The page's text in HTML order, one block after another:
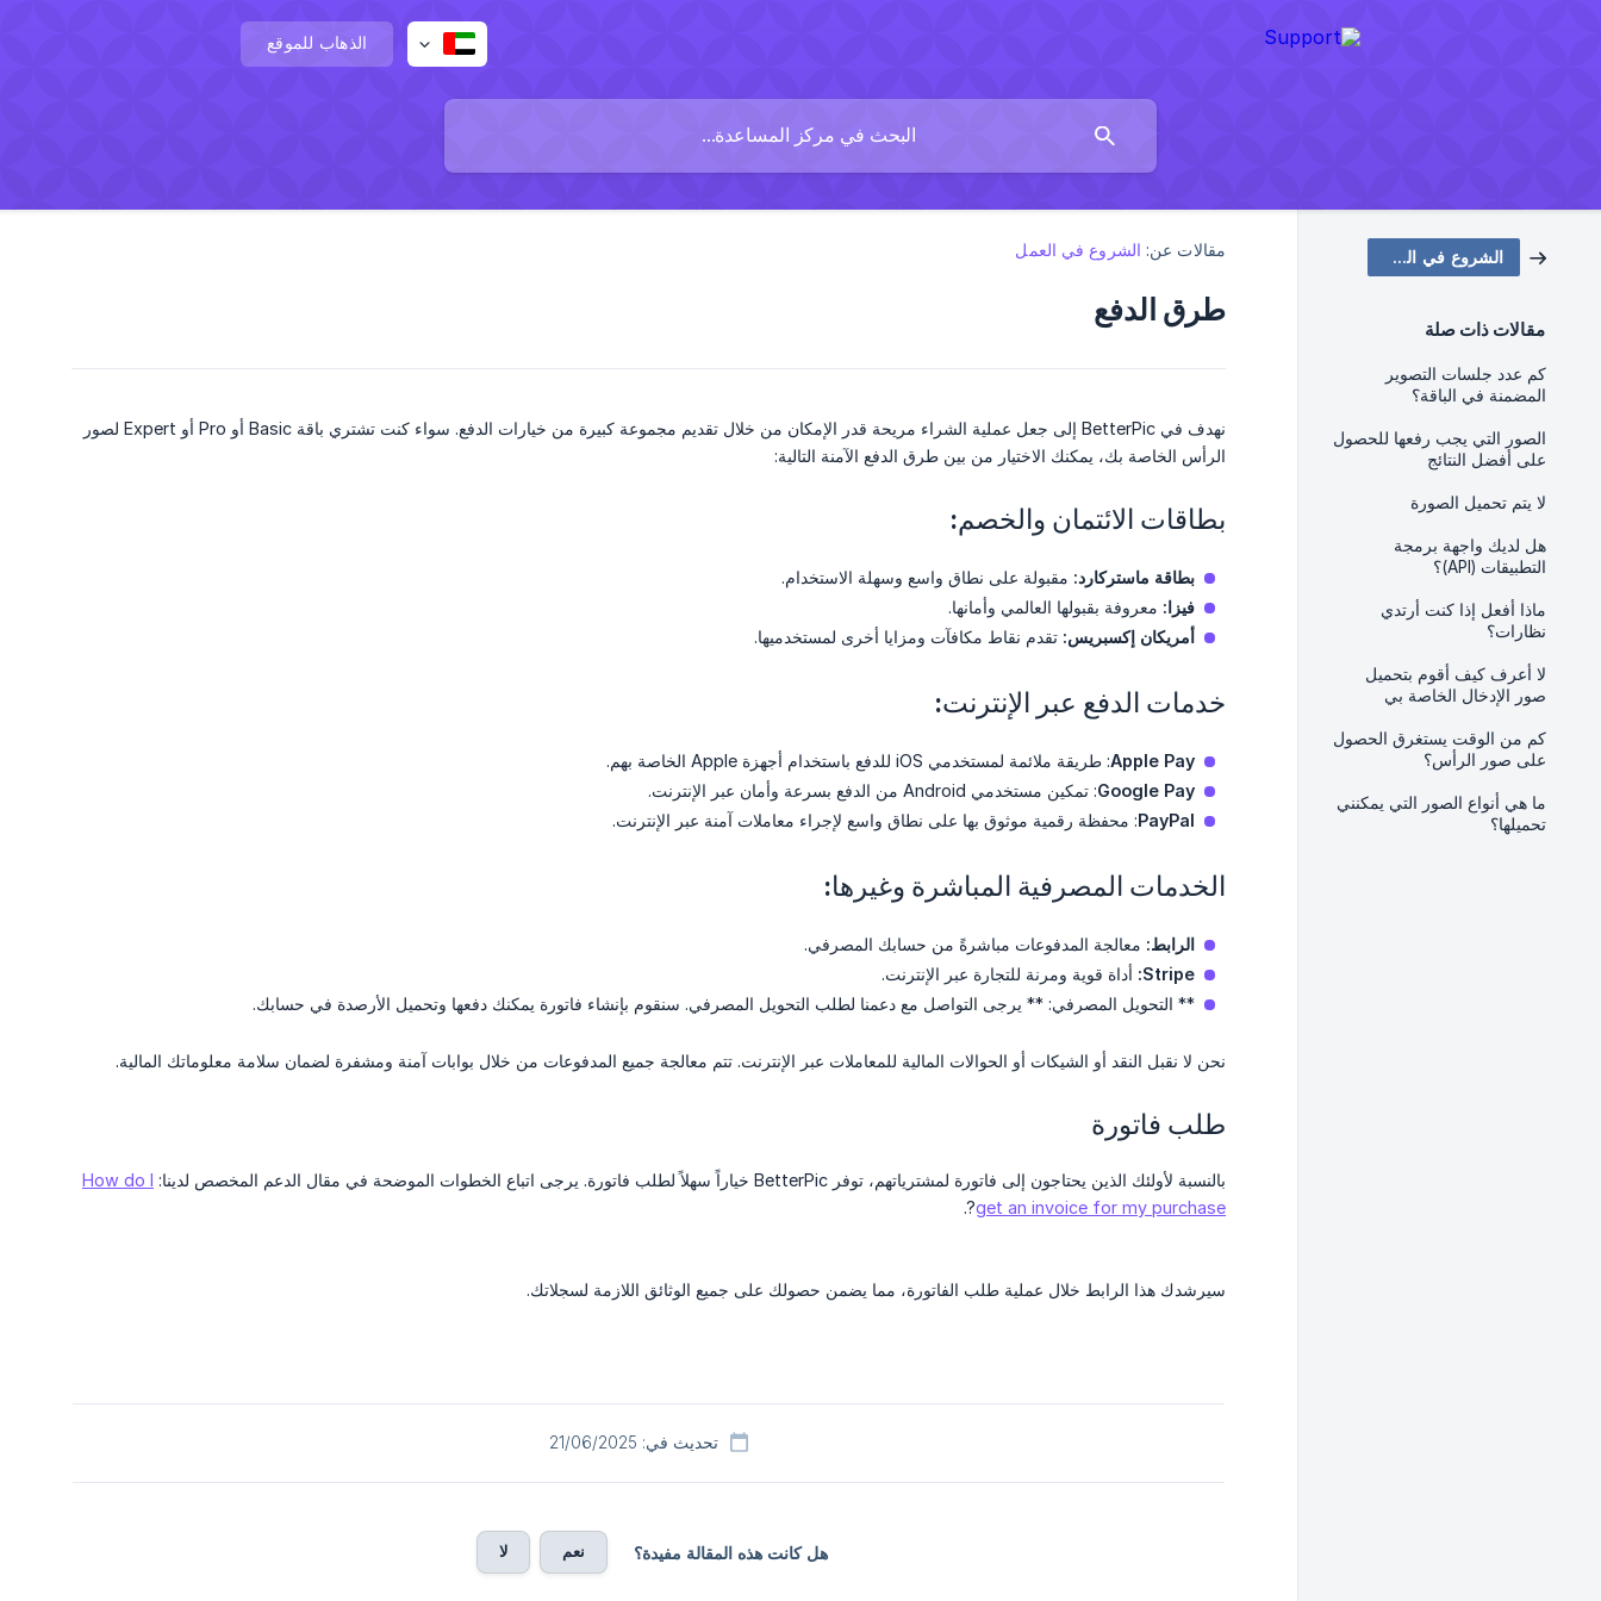
الذهاب للموقع
الشروع في العمل
مقالات ذات صلة
كم عدد جلسات التصوير
المضمنة في الباقة؟
الصور التي يجب رفعها للحصول
على أفضل النتائج
لا يتم تحميل الصورة
هل لديك واجهة برمجة
التطبيقات (API)؟
ماذا أفعل إذا كنت أرتدي
نظارات؟
لا أعرف كيف أقوم بتحميل
صور الإدخال الخاصة بي
كم من الوقت يستغرق الحصول
على صور الرأس؟
ما هي أنواع الصور التي يمكنني
تحميلها؟
مقالات عن: الشروع في العمل
طرق الدفع
نهدف في BetterPic إلى جعل عملية الشراء مريحة قدر الإمكان من خلال تقديم مجموعة كبيرة من خيارات الدفع. سواء كنت تشتري باقة Basic أو Pro أو Expert لصور
الرأس الخاصة بك، يمكنك الاختيار من بين طرق الدفع الآمنة التالية:
بطاقات الائتمان والخصم:
بطاقة ماستركارد: مقبولة على نطاق واسع وسهلة الاستخدام.
فيزا: معروفة بقبولها العالمي وأمانها.
أمريكان إكسبريس: تقدم نقاط مكافآت ومزايا أخرى لمستخدميها.
خدمات الدفع عبر الإنترنت:
Apple Pay: طريقة ملائمة لمستخدمي iOS للدفع باستخدام أجهزة Apple الخاصة بهم.
Google Pay: تمكين مستخدمي Android من الدفع بسرعة وأمان عبر الإنترنت.
PayPal: محفظة رقمية موثوق بها على نطاق واسع لإجراء معاملات آمنة عبر الإنترنت.
الخدمات المصرفية المباشرة وغيرها:
الرابط: معالجة المدفوعات مباشرةً من حسابك المصرفي.
Stripe: أداة قوية ومرنة للتجارة عبر الإنترنت.
** التحويل المصرفي: ** يرجى التواصل مع دعمنا لطلب التحويل المصرفي. سنقوم بإنشاء فاتورة يمكنك دفعها وتحميل الأرصدة في حسابك.
نحن لا نقبل النقد أو الشيكات أو الحوالات المالية للمعاملات عبر الإنترنت. تتم معالجة جميع المدفوعات من خلال بوابات آمنة ومشفرة لضمان سلامة معلوماتك المالية.
طلب فاتورة
بالنسبة لأولئك الذين يحتاجون إلى فاتورة لمشترياتهم، توفر BetterPic خياراً سهلاً لطلب فاتورة. يرجى اتباع الخطوات الموضحة في مقال الدعم المخصص لدينا:
How do I
get an invoice for my purchase
?.
سيرشدك هذا الرابط خلال عملية طلب الفاتورة، مما يضمن حصولك على جميع الوثائق اللازمة لسجلاتك.
تحديث في: 21/06/2025
هل كانت هذه المقالة مفيدة؟ نعم لا